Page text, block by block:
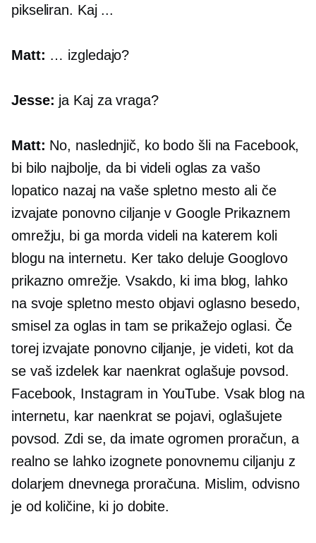
pikseliran. Kaj ...
Matt: … izgledajo?
Jesse: ja Kaj za vraga?
Matt: No, naslednjič, ko bodo šli na Facebook,
bi bilo najbolje, da bi videli oglas za vašo
lopatico nazaj na vaše spletno mesto ali če
izvajate ponovno ciljanje v Google Prikaznem
omrežju, bi ga morda videli na katerem koli
blogu na internetu. Ker tako deluje Googlovo
prikazno omrežje. Vsakdo, ki ima blog, lahko
na svoje spletno mesto objavi oglasno besedo,
smisel za oglas in tam se prikažejo oglasi. Če
torej izvajate ponovno ciljanje, je videti, kot da
se vaš izdelek kar naenkrat oglašuje povsod.
Facebook, Instagram in YouTube. Vsak blog na
internetu, kar naenkrat se pojavi, oglašujete
povsod. Zdi se, da imate ogromen proračun, a
realno se lahko izognete ponovnemu ciljanju z
dolarjem dnevnega proračuna. Mislim, odvisno
je od količine, ki jo dobite.